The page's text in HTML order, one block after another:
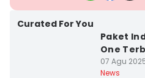
Curated For You
Paket
One
07 Agu
News